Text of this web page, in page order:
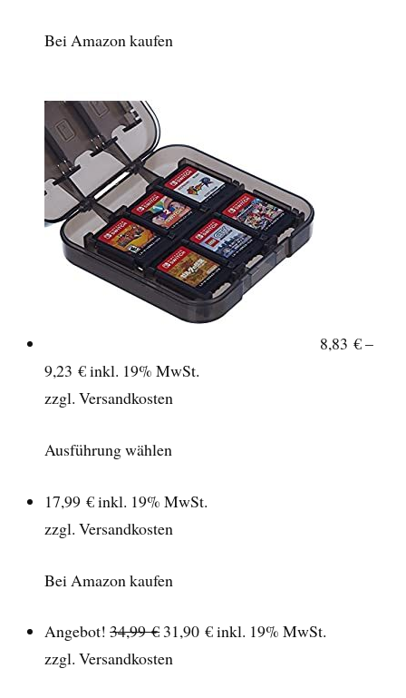
Bei Amazon kaufen
8,83 € –
9,23 €inkl. 19% MwSt.
zzgl. Versandkosten
Ausführung wählen
17,99 €inkl. 19% MwSt.
zzgl. Versandkosten
Bei Amazon kaufen
Angebot!34,99 €31,90 €inkl. 19% MwSt.
zzgl. Versandkosten